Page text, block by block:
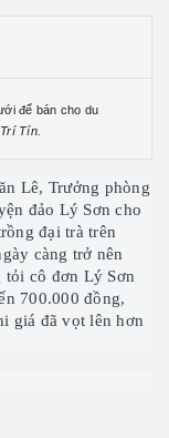
để bán cho du
Tín.
Lê, Trưởng phòng
đảo Lý Sơn cho
đại trà trên
càng trở nên
tỏi cô đơn Lý Sơn
700.000 đồng,
giá đã vọt lên hơn